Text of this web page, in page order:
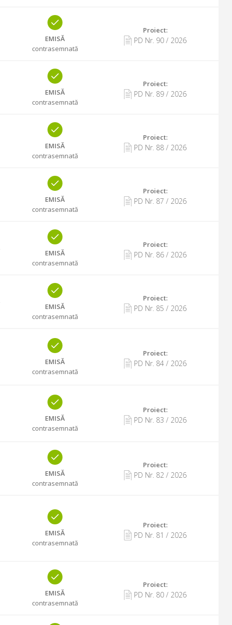
EMISĂ
contrasemnată
Proiect:
PD Nr. 90/ 2026
EMISĂ
contrasemnată
Proiect:
PD Nr. 89/ 2026
EMISĂ
contrasemnată
Proiect:
PD Nr. 88/ 2026
EMISĂ
contrasemnată
Proiect:
PD Nr. 87 / 2026
EMISĂ
contrasemnată
Proiect:
PD Nr. 86/ 2026
EMISĂ
contrasemnată
Proiect:
PD Nr. 85 / 2026
EMISĂ
contrasemnată
Proiect:
PD Nr. 84/ 2026
EMISĂ
contrasemnată
Proiect:
PD Nr. 83 / 2026
EMISĂ
contrasemnată
Proiect:
PD Nr. 82/ 2026
EMISĂ
contrasemnată
Proiect:
PD Nr. 81 / 2026
EMISĂ
contrasemnată
Proiect:
PD Nr. 80/ 2026